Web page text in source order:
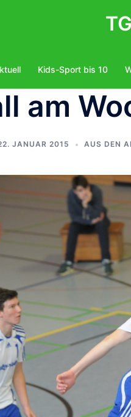
Kids-Sport bis 10
am
JANUAR 2015 AUS DEN